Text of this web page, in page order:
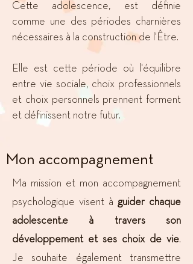
Cette adolescence, est définie
comme une des périodes charnières
nécessaires à la construction de l'Être.
Elle est cette période où l'équilibre
entre vie sociale, choix professionnels
et choix personnels prennent forment
et définissent notre futur.
Mon accompagnement
Ma mission et mon accompagnement
psychologique visent à guider chaque
adolescent.e à travers son
développement et ses choix de vie.
Je souhaite également transmettre